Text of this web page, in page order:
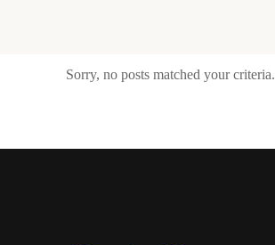
Sorry, no posts matched your criteria.